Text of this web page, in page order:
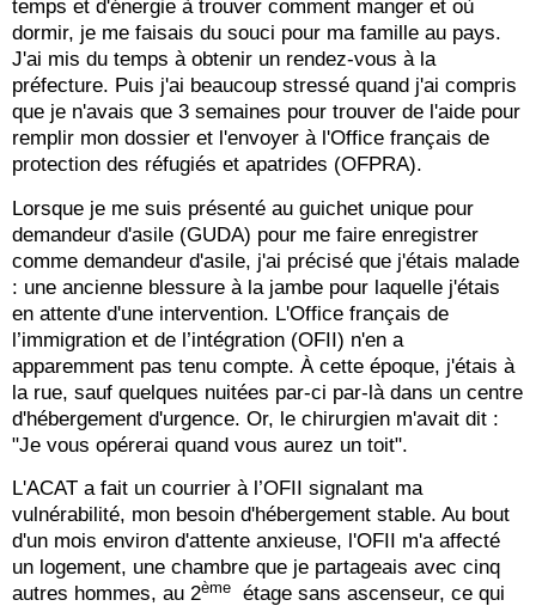
temps et d'énergie à trouver comment manger et où
dormir, je me faisais du souci pour ma famille au pays.
J'ai mis du temps à obtenir un rendez-vous à la
préfecture. Puis j'ai beaucoup stressé quand j'ai compris
que je n'avais que 3 semaines pour trouver de l'aide pour
remplir mon dossier et l'envoyer à l'Office français de
protection des réfugiés et apatrides (OFPRA).
Lorsque je me suis présenté au guichet unique pour
demandeur d'asile (GUDA) pour me faire enregistrer
comme demandeur d'asile, j'ai précisé que j'étais malade
: une ancienne blessure à la jambe pour laquelle j'étais
en attente d'une intervention. L'Office français de
l’immigration et de l’intégration (OFII) n'en a
apparemment pas tenu compte. À cette époque, j'étais à
la rue, sauf quelques nuitées par-ci par-là dans un centre
d'hébergement d'urgence. Or, le chirurgien m'avait dit :
"Je vous opérerai quand vous aurez un toit".
L'ACAT a fait un courrier à l’OFII signalant ma
vulnérabilité, mon besoin d'hébergement stable. Au bout
d'un mois environ d'attente anxieuse, l'OFII m'a affecté
un logement, une chambre que je partageais avec cinq
autres hommes, au 2ème
étage sans ascenseur, ce qui